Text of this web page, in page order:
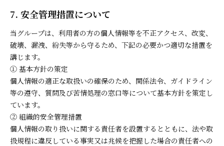
7. 安全管理措置について
当グループは、利用者の方の個人情報等を不正アクセス、改変、
破壊、漏洩、紛失等から守るため、下記の必要かつ適切な措置を
講じます。
① 基本方針の策定
個人情報の適正な取扱いの確保のため、関係法令、ガイドライン
等の遵守、質問及び苦情処理の窓口等について基本方針を策定し
ています。
② 組織的安全管理措置
個人情報の取り扱いに関する責任者を設置するとともに、法や取
扱規程に違反している事実又は兆候を把握した場合の責任者への